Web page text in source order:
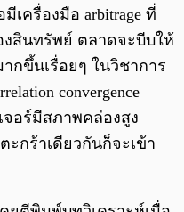
เครื่องมือ arbitrage ที่
งสินทรัพย์ ตลาดจะบีบให้
กขึ้นเรื่อยๆ ในวิชาการ
convergence
จอร์มีสภาพคล่องสูง
ะกร้าเดียวกันก็จะเข้า